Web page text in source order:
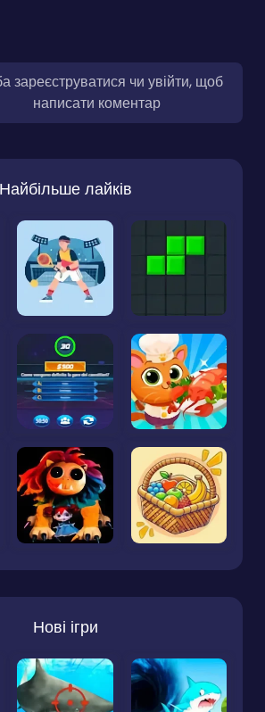
зареєструватися чи увійти, щоб
написати коментар
Найбільше лайків
Нові ігри